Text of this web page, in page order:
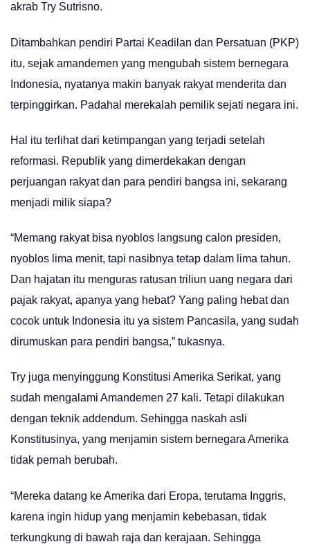
akrab Try Sutrisno.
Ditambahkan pendiri Partai Keadilan dan Persatuan (PKP)
itu, sejak amandemen yang mengubah sistem bernegara
Indonesia, nyatanya makin banyak rakyat menderita dan
terpinggirkan. Padahal merekalah pemilik sejati negara ini.
Hal itu terlihat dari ketimpangan yang terjadi setelah
reformasi. Republik yang dimerdekakan dengan
perjuangan rakyat dan para pendiri bangsa ini, sekarang
menjadi milik siapa?
“Memang rakyat bisa nyoblos langsung calon presiden,
nyoblos lima menit, tapi nasibnya tetap dalam lima tahun.
Dan hajatan itu menguras ratusan triliun uang negara dari
pajak rakyat, apanya yang hebat? Yang paling hebat dan
cocok untuk Indonesia itu ya sistem Pancasila, yang sudah
dirumuskan para pendiri bangsa,” tukasnya.
Try juga menyinggung Konstitusi Amerika Serikat, yang
sudah mengalami Amandemen 27 kali. Tetapi dilakukan
dengan teknik addendum. Sehingga naskah asli
Konstitusinya, yang menjamin sistem bernegara Amerika
tidak pernah berubah.
“Mereka datang ke Amerika dari Eropa, terutama Inggris,
karena ingin hidup yang menjamin kebebasan, tidak
terkungkung di bawah raja dan kerajaan. Sehingga